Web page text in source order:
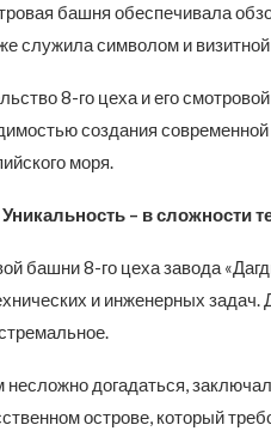
башня обеспечивала
служила символом и визитной
8-го цеха и его
создания
моря.
– в сложности
башни 8-го цеха завода
и инженерных задач.
догадаться,
острове, который